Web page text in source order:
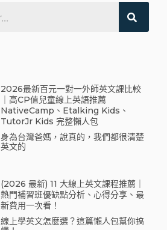
2026最新百元一對一外師英文課比較
｜高CP值兒童線上英語推薦
NativeCamp、Etalking Kids、
TutorJr Kids 完整懶人包
身為台灣爸媽，說真的，我們都很清楚
英文的
(2026 最新) 11 大線上英文課程推薦｜
熱門補習班優缺點分析、心得分享、最
新費用一次看！
線上學英文怎麼選？這篇懶人包幫你搞